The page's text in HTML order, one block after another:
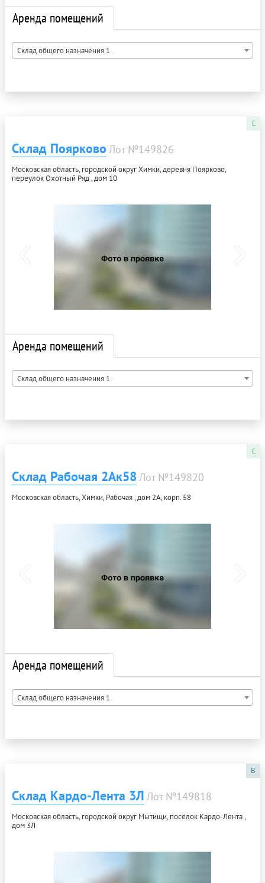
Аренда помещений
Склад общего назначения 1
C
Склад Поярково Лот №149826
Московская область, городской округ Химки, деревня Поярково,
переулок Охотный Ряд , дом 10
Аренда помещений
Склад общего назначения 1
C
Склад Рабочая 2Ак58Лот №149820
Московская область, Химки, Рабочая , дом 2А, корп. 58
Аренда помещений
Склад общего назначения 1
B
Склад Кардо-Лента 3Л Лот №149818
Московская область, городской округ Мытищи, посёлок Кардо-Лента ,
дом 3Л